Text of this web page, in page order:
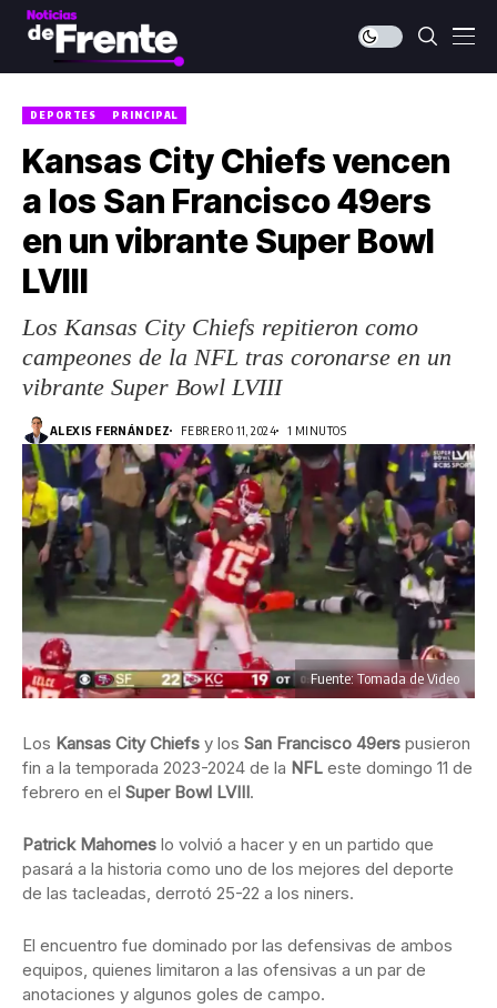
DEPORTES PRINCIPAL
Kansas City Chiefs vencen
a los San Francisco 49ers
en un vibrante Super Bowl
LVIII
Los Kansas City Chiefs repitieron como
campeones de la NFL tras coronarse en un
vibrante Super Bowl LVIII
ALEXIS FERNÁNDEZ FEBRERO 11, 2024 1 MINUTOS
Fuente: Tomada de Video
Los Kansas City Chiefs y los San Francisco 49ers pusieron
fin a la temporada 2023-2024 de la NFL este domingo 11 de
febrero en el Super Bowl LVIII.
Patrick Mahomes lo volvió a hacer y en un partido que
pasará a la historia como uno de los mejores del deporte
de las tacleadas, derrotó 25-22 a los niners.
El encuentro fue dominado por las defensivas de ambos
equipos, quienes limitaron a las ofensivas a un par de
anotaciones y algunos goles de campo.